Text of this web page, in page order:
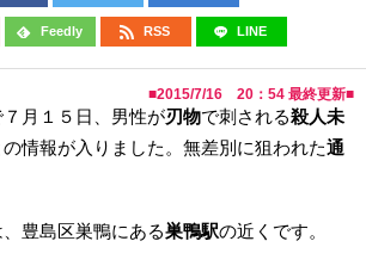
Feedly RSS LINE
■2015/7/16 20：54 最終更新■
月１５日、男性が刃物で刺される殺人未
情報が入りました。無差別に狙われた通
豊島区巣鴨にある巣鴨駅の近くです。